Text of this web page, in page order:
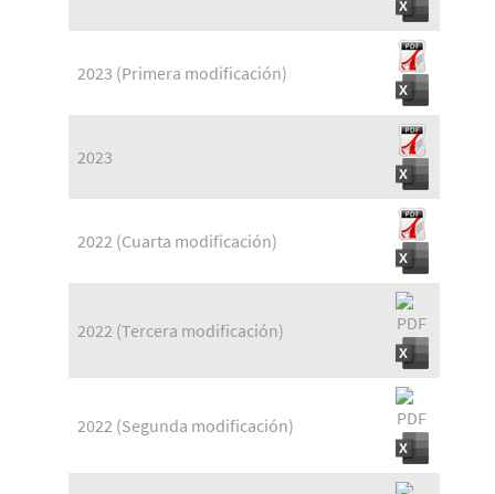
2023 (Primera modificación)
2023
2022 (Cuarta modificación)
2022 (Tercera modificación)
2022 (Segunda modificación)